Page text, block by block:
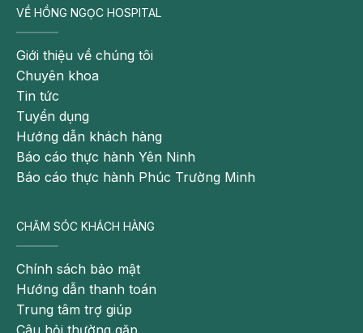
Đểphòng bệnh nấm lưỡi cho trẻ
, cần đồng thời thực hiện ở cả mẹ và bé:
Đối với trẻ:
- Thường xuyên vệ sinh khoang miệng của trẻ nhất là
sau khi bú, sau khi ăn.
- Sử dụng khăn tắm, khăn mặt riêng cho trẻ. Các đồ dùng,
đồ chơi của bé đều phải được làm sạch bằng nước nóng
-Vệ sinh miệng
cho trẻ bằng nước muối sinh lý 0,9% hoặc nước
sạch ấm mỗi ngày
- Những trẻ mắc các bệnh liên quan đến hệ miễn dịch....
phải kết hợp điều trị với nâng cao sức đề kháng.
VỀ HỒNG NGỌC HOSPITAL
Giới thiệu về chúng tôi
Chuyên khoa
Tin tức
Tuyển dụng
Hướng dẫn khách hàng
Báo cáo thực hành Yên Ninh
Báo cáo thực hành Phúc Trường Minh
CHĂM SÓC KHÁCH HÀNG
Chính sách bảo mật
Hướng dẫn thanh toán
Trung tâm trợ giúp